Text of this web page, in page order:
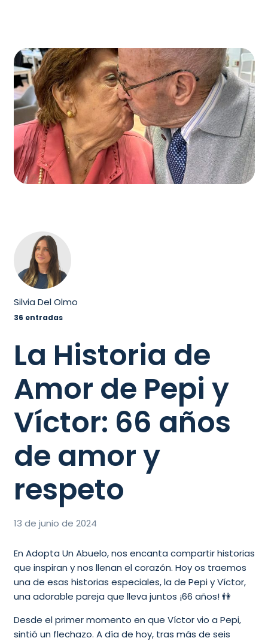
Silvia Del Olmo
36 entradas
La Historia de
Amor de Pepi y
Víctor: 66 años
de amor y
respeto
13 de junio de 2024
En Adopta Un Abuelo, nos encanta compartir historias
que inspiran y nos llenan el corazón. Hoy os traemos
una de esas historias especiales, la de Pepi y Víctor,
una adorable pareja que lleva juntos ¡66 años! 👫
Desde el primer momento en que Víctor vio a Pepi,
sintió un flechazo. A día de hoy, tras más de seis